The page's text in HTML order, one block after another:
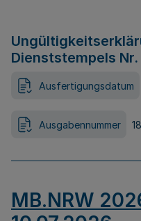
Dienststempels Nr.
Ausfertigungsdatum
Ausgabennummer
MB.NRW